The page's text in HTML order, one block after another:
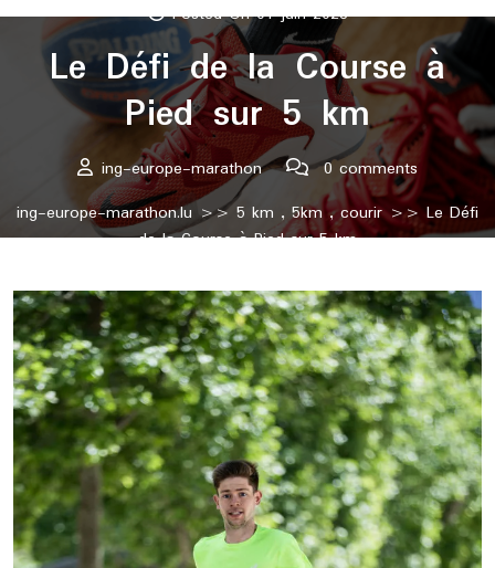
Posted On 01 juin 2026
Le Défi de la Course à
Pied sur 5 km
ing-europe-marathon
0 comments
ing-europe-marathon.lu >>5 km ,5km,courir>> Le Défi
de la Course à Pied sur 5 km